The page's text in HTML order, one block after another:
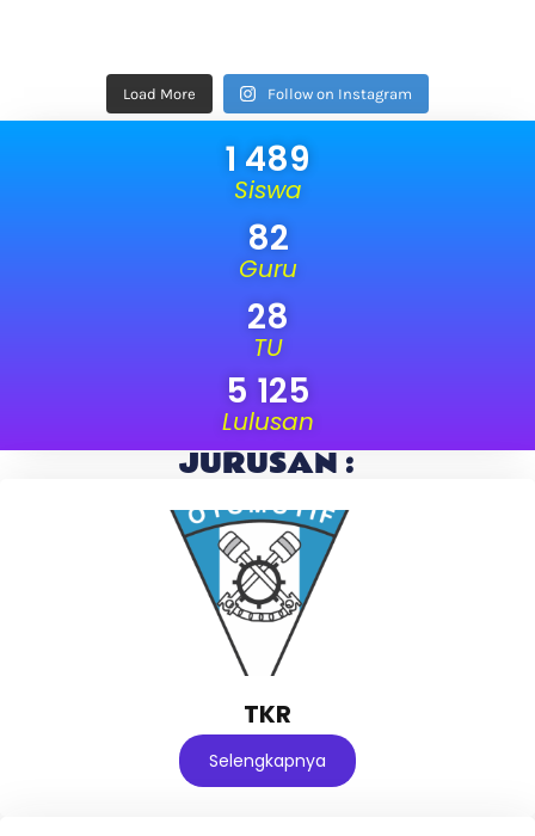
Load More Follow on Instagram
Siswa
1 489
Guru
82
TU
28
Lulusan
5 125
JURUSAN :
TKR
Selengkapnya